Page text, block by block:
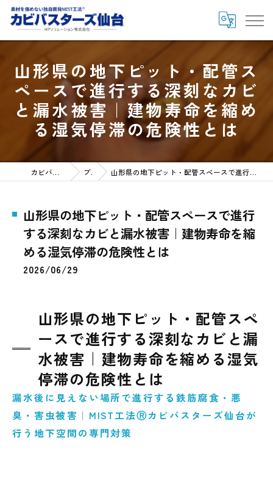
山形県の地下ピット・配管ス
ペースで進行する深刻なカビ
と漏水被害｜建物寿命を縮め
る湿気停滞の危険性とは
カビバスターズ仙台HOME ブログ 山形県の地下ピット・配管スペースで進行する深刻なカビと漏水被害｜建物寿命を縮める湿気停滞の危険性とは
山形県の地下ピット・配管スペースで進行
する深刻なカビと漏水被害｜建物寿命を縮
める湿気停滞の危険性とは
2026/06/29
山形県の地下ピット・配管スペ
ースで進行する深刻なカビと漏
水被害｜建物寿命を縮める湿気
停滞の危険性とは
漏水後に見えない場所で進行する鉄筋腐食・悪
臭・害虫被害｜MIST工法Ⓡカビバスターズ仙台が
行う地下空間の専門対策